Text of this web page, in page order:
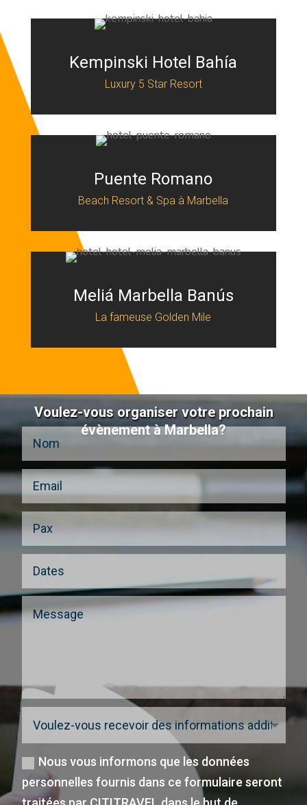
Kempinski Hotel Bahía
Luxury 5 Star Resort
Puente Romano
Beach Resort & Spa à Marbella
Meliá Marbella Banús
La fameuse Golden Mile
Voulez-vous organiser votre prochain
évènement à Marbella?
Nous vous informons que les données
personnelles fournis dans ce formulaire seront